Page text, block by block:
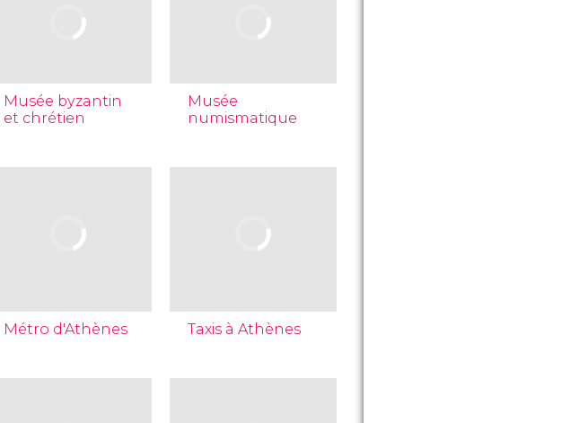
Musée byzantin
et chrétien
Musée
numismatique
Métro d'Athènes Taxis à Athènes